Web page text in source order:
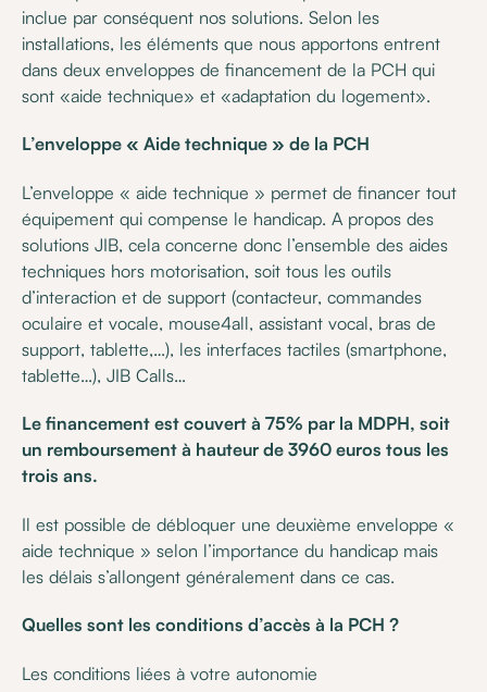
inclue par conséquent nos solutions. Selon les
installations, les éléments que nous apportons entrent
dans deux enveloppes de financement de la PCH qui
sont «aide technique» et «adaptation du logement».
L’enveloppe « Aide technique » de la PCH
L’enveloppe « aide technique » permet de financer tout
équipement qui compense le handicap. A propos des
solutions JIB, cela concerne donc l’ensemble des aides
techniques hors motorisation, soit tous les outils
d’interaction et de support (contacteur, commandes
oculaire et vocale, mouse4all, assistant vocal, bras de
support, tablette,…), les interfaces tactiles (smartphone,
tablette…), JIB Calls…
Le financement est couvert à 75% par la MDPH, soit
un remboursement à hauteur de 3960 euros tous les
trois ans.
Il est possible de débloquer une deuxième enveloppe «
aide technique » selon l’importance du handicap mais
les délais s’allongent généralement dans ce cas.
Quelles sont les conditions d’accès à la PCH ?
Les conditions liées à votre autonomie